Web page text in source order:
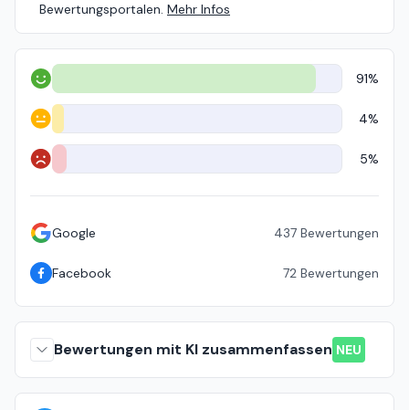
Bewertungsportalen. Mehr Infos
Positiv 91%
Neutral 4%
Negativ 5%
Google 437 Bewertungen
Facebook 72 Bewertungen
Bewertungen mit KI zusammenfassen NEU